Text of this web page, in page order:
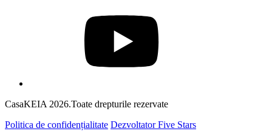
CasaKEIA 2026.Toate drepturile rezervate
Politica de confidențialitate Dezvoltator Five Stars